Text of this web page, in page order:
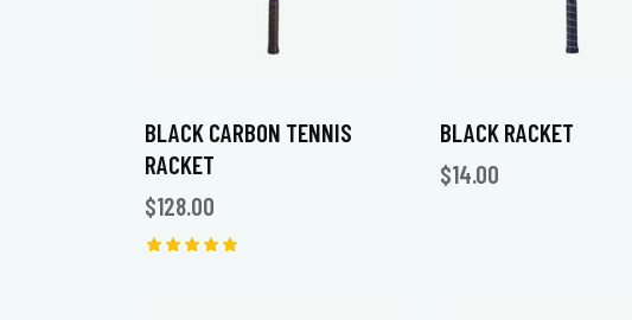
BLACK CARBON TENNIS
RACKET
$128.00
BLACK RACKET
$14.00